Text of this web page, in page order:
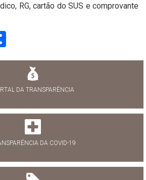
RG, cartão do SUS e comprovante
DA TRANSPARÊNCIA
DA COVID-19